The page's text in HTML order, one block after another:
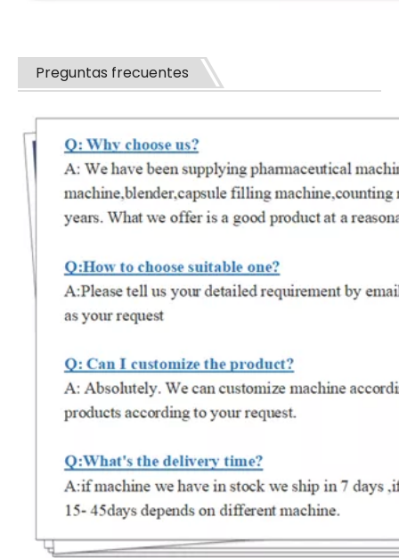
Preguntas frecuentes